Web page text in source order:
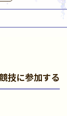
技に参加する